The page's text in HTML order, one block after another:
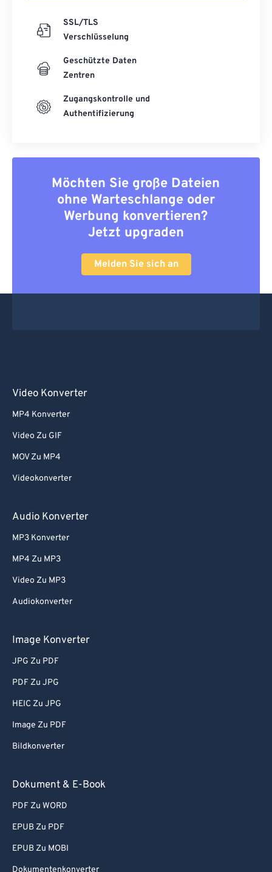
SSL/TLS
Verschlüsselung
Geschützte Daten
Zentren
Zugangskontrolle und
Authentifizierung
Möchten Sie große Dateien
ohne Warteschlange oder
Werbung konvertieren?
Jetzt upgraden
Melden Sie sich an
Video Konverter
MP4 Konverter
Video Zu GIF
MOV Zu MP4
Videokonverter
Audio Konverter
MP3 Konverter
MP4 Zu MP3
Video Zu MP3
Audiokonverter
Image Konverter
JPG Zu PDF
PDF Zu JPG
HEIC Zu JPG
Image Zu PDF
Bildkonverter
Dokument & E-Book
PDF Zu WORD
EPUB Zu PDF
EPUB Zu MOBI